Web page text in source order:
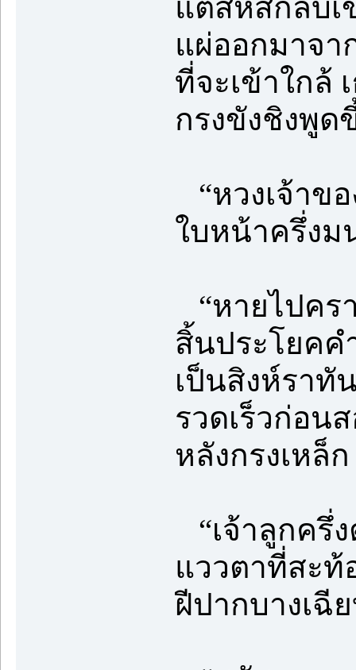
แต่สหัสกลับเ
แผ่ออกมาจา
ที่จะเข้าใกล้
กรงขังชิงพู
“หวงเจ้าข
ใบหน้าครึ่งม
“หายไปคร
สิ้นประโยคค
เป็นสิงห์ราทั
รวดเร็วก่อน
หลังกรงเหล็ก
“เจ้าลูกครึ่
แววตาที่สะท้
ฝีปากบางเฉี